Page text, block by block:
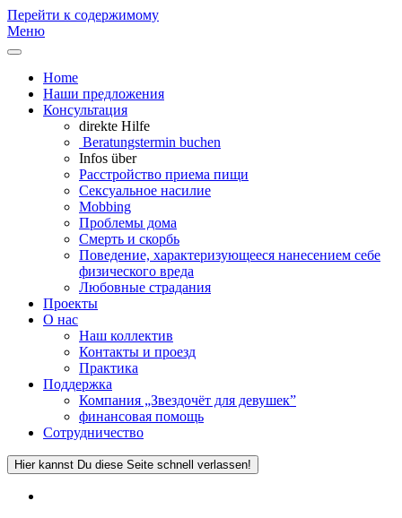
Перейти к содержимому
Меню
Home
Наши предложения
Консультация
direkte Hilfe
Beratungstermin buchen
Infos über
Расстройство приема пищи
Сексуальное насилие
Mobbing
Проблемы дома
Смерть и скорбь
Поведение, характеризующееся нанесением себе
физического вреда
Любовные страдания
Проекты
О нас
Наш коллектив
Контакты и проезд
Практика
Поддержка
Компания „Звездочëт для девушек”
финансовая помощь
Сотрудничество
Hier kannst Du diese Seite schnell verlassen!